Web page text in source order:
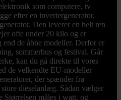
som computere, tv
efter en invertergenerator,
Den leverer en helt ren
ofte under 20 kilo og er
end de åbne modeller. Derfor er
sommerhus og festival. Går
kan du gå direkte til vores
de velkendte EU-modeller
der spænder fra
dieselanlæg. Sådan vælger
Størrelsen måles i watt, og